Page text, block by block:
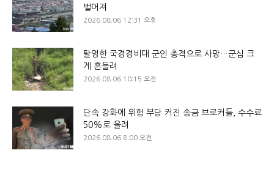
벌어져
2026.08.06 12:31 오후
탈영한 국경경비대 군인 총격으로 사망…군심 크
게 흔들려
2026.08.06 10:15 오전
단속 강화에 위험 부담 커진 송금 브로커들, 수수료
50%로 올려
2026.08.06 8:00 오전